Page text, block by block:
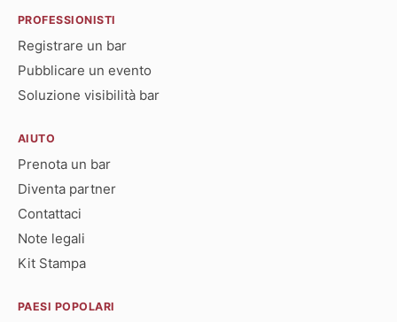
PROFESSIONISTI
Registrare un bar
Pubblicare un evento
Soluzione visibilità bar
AIUTO
Prenota un bar
Diventa partner
Contattaci
Note legali
Kit Stampa
PAESI POPOLARI